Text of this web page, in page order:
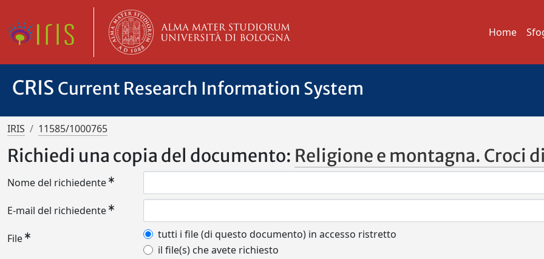
Home
CRIS Current Research Information System
IRIS 11585/1000765
Richiedi una copia del documento: Religione e montagna. Croci
Nome del richiedente
E-mail del richiedente
File
tutti i file (di questo documento) in accesso ristretto
il file(s) che avete richiesto